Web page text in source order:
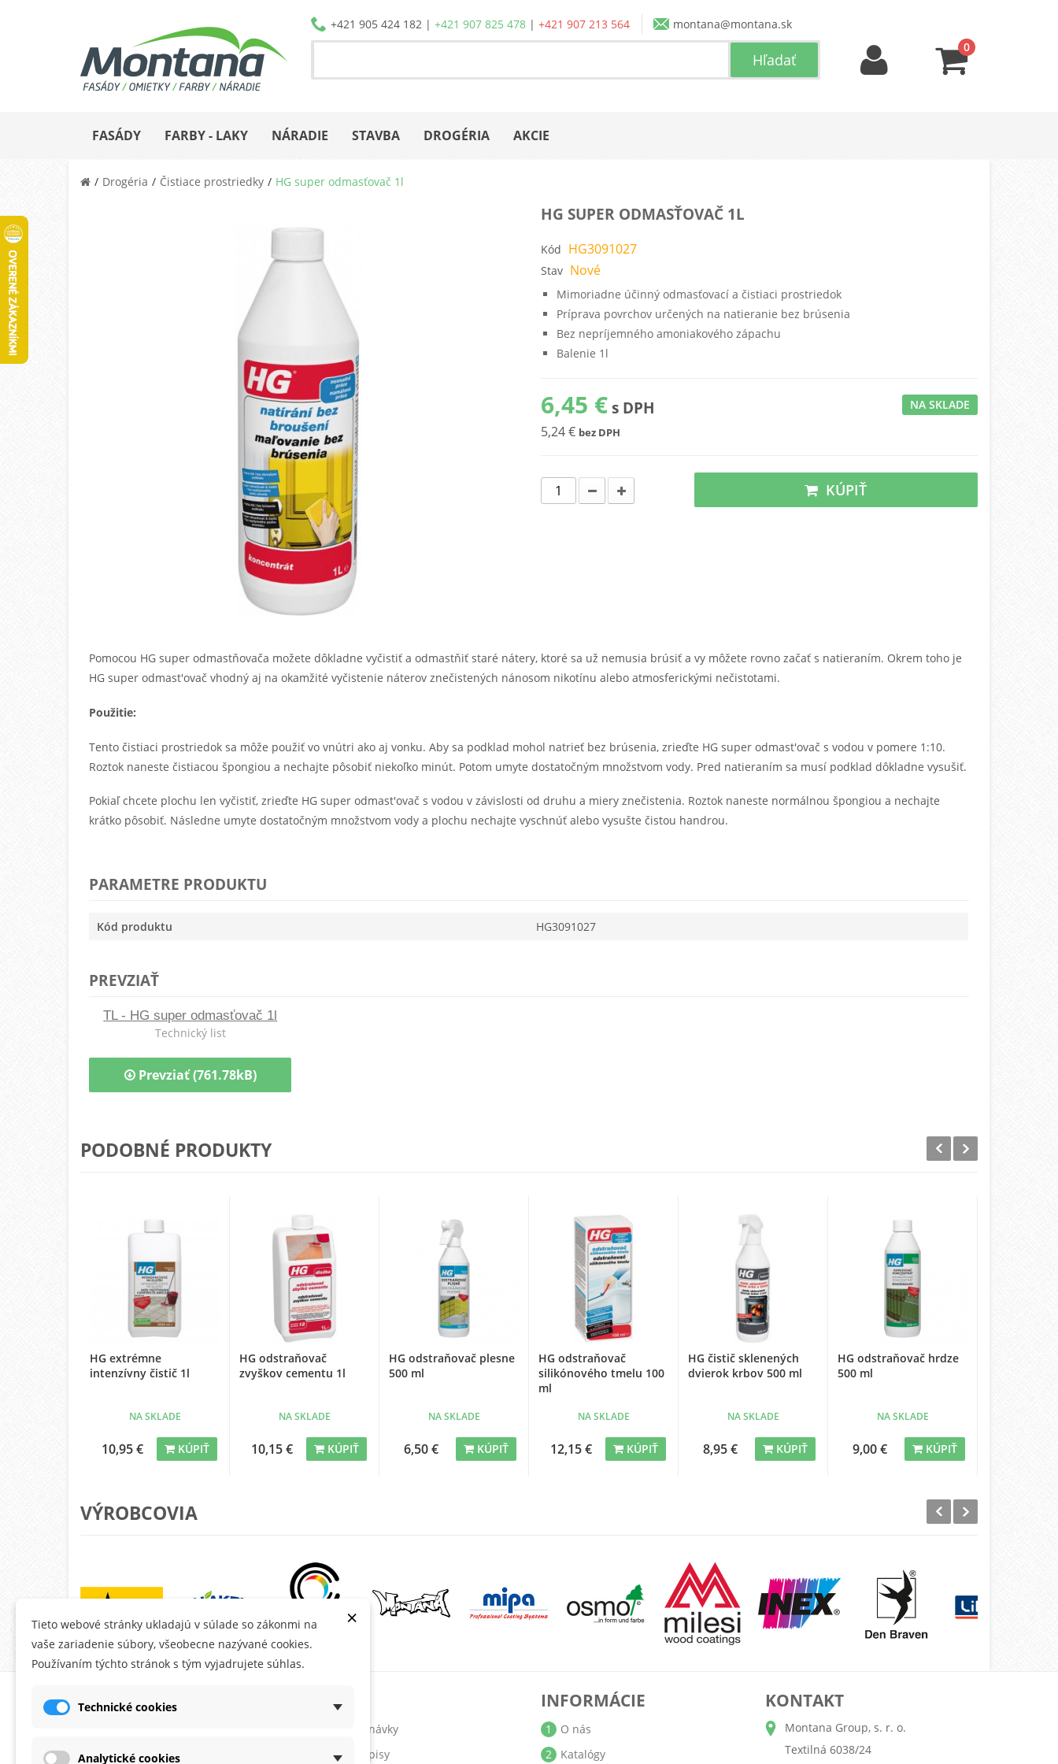
+421 905 424 182| +421 907 825 478| +421 907 213 564
montana@montana.sk
0
FASÁDY FARBY - LAKY NÁRADIE STAVBA DROGÉRIA AKCIE
Drogéria Čistiace prostriedky HG super odmasťovač 1l
HG SUPER ODMASŤOVAČ 1L
Kód HG3091027
Stav Nové
Mimoriadne účinný odmasťovací a čistiaci prostriedok
Príprava povrchov určených na natieranie bez brúsenia
Bez nepríjemného amoniakového zápachu
Balenie 1l
6,45 € s DPH
5,24 € bez DPH
NA SKLADE
KÚPIŤ
Pomocou HG super odmastňovača možete dôkladne vyčistiť a odmastňiť staré nátery, ktoré sa už nemusia brúsiť a vy môžete rovno začať s natieraním. Okrem toho je
HG super odmast'ovač vhodný aj na okamžité vyčistenie náterov znečistených nánosom nikotínu alebo atmosferickými nečistotami.
Použitie:
Tento čistiaci prostriedok sa môže použiť vo vnútri ako aj vonku. Aby sa podklad mohol natrieť bez brúsenia, zrieďte HG super odmast'ovač s vodou v pomere 1:10.
Roztok naneste čistiacou špongiou a nechajte pôsobiť niekoľko minút. Potom umyte dostatočným množstvom vody. Pred natieraním sa musí podklad dôkladne vysušiť.
Pokiaľ chcete plochu len vyčistiť, zrieďte HG super odmast'ovač s vodou v závislosti od druhu a miery znečistenia. Roztok naneste normálnou špongiou a nechajte
krátko pôsobiť. Následne umyte dostatočným množstvom vody a plochu nechajte vyschnúť alebo vysušte čistou handrou.
PARAMETRE PRODUKTU
Kód produktu HG3091027
PREVZIAŤ
TL - HG super odmasťovač 1l
Technický list
Prevziať (761.78kB)
PODOBNÉ PRODUKTY
HG extrémne
intenzívny čistič 1l
NA SKLADE
10,95 € KÚPIŤ
HG odstraňovač
zvyškov cementu 1l
NA SKLADE
10,15 € KÚPIŤ
HG odstraňovač plesne
500 ml
NA SKLADE
6,50 € KÚPIŤ
HG odstraňovač
silikónového tmelu 100
ml
NA SKLADE
12,15 € KÚPIŤ
HG čistič sklenených
dvierok krbov 500 ml
NA SKLADE
8,95 € KÚPIŤ
HG odstraňovač hrdze
500 ml
NA SKLADE
9,00 € KÚPIŤ
VÝROBCOVIA
O MONTANA.SK ÚČET
Objednávky
Dobropisy
INFORMÁCIE
O nás
1
Katalógy
2
KONTAKT
Montana Group, s. r. o.
Textilná 6038/24
×
Tieto webové stránky ukladajú v súlade so zákonmi na
vaše zariadenie súbory, všeobecne nazývané cookies.
Používaním týchto stránok s tým vyjadrujete súhlas.
Technické cookies
Analytické cookies